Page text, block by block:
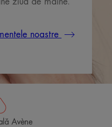
noastre
Avène